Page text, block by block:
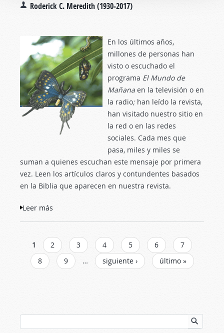
Roderick C. Meredith (1930-2017)
En los últimos años,
millones de personas han
visto o escuchado el
programa El Mundo de
Mañana en la televisión o en
la radio;han leído la revista,
han visitado nuestro sitio en
la red o en las redes
sociales. Cada mes que
pasa, miles y miles se
suman a quienes escuchan este mensaje por primera
vez. Leen los artículos claros y contundentes basados
en la Biblia que aparecen en nuestra revista.
Leer más
PÁGINAS
1 2 3 4 5 6
7
8
9 … siguiente › último »